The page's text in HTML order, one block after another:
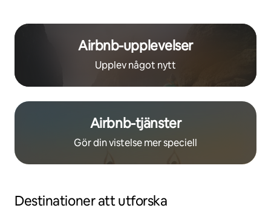
Airbnb-upplevelser
Upplev något nytt
Airbnb-tjänster
Gör din vistelse mer speciell
Destinationer att utforska